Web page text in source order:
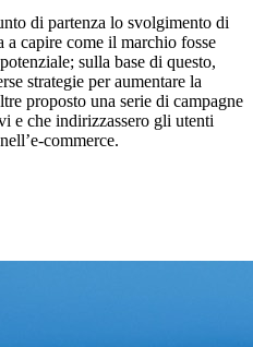
di partenza lo svolgimento di
a capire come il marchio fosse
sulla base di questo,
strategie per aumentare la
proposto una serie di campagne
e che indirizzassero gli utenti
nell’e-commerce.